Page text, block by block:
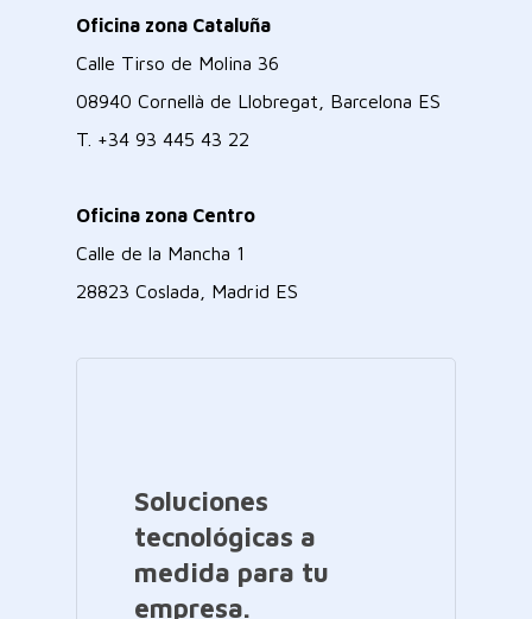
Oficina zona Cataluña
Calle Tirso de Molina 36
08940 Cornellà de Llobregat, Barcelona ES
T. +34 93 445 43 22
Oficina zona Centro
Calle de la Mancha 1
28823 Coslada, Madrid ES
Soluciones
tecnológicas a
medida para tu
empresa.